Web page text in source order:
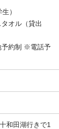
）
オル（貸出
予約制 ※電話予
和田湖行きで1